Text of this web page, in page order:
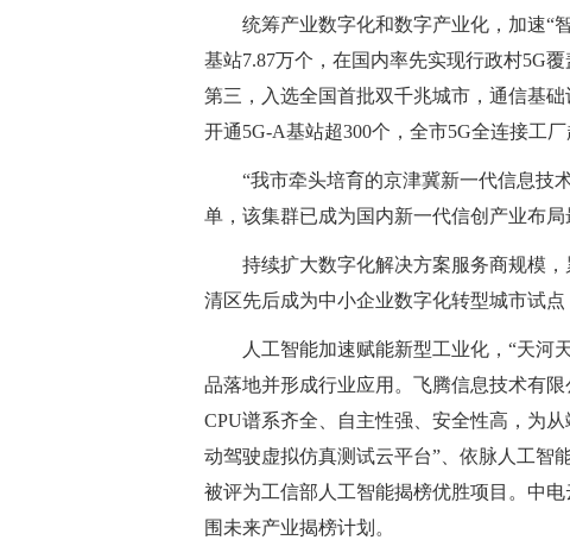
统筹产业数字化和数字产业化，加速“
基站7.87万个，在国内率先实现行政村5G
第三，入选全国首批双千兆城市，通信基
开通5G-A基站超300个，全市5G全连接工厂
“我市牵头培育的京津冀新一代信息技
单，该集群已成为国内新一代信创产业布局
持续扩大数字化解决方案服务商规模
清区先后成为中小企业数字化转型城市试点
人工智能加速赋能新型工业化，“天河
品落地并形成行业应用。飞腾信息技术有
CPU谱系齐全、自主性强、安全性高，为
动驾驶虚拟仿真测试云平台”、依脉人工智
被评为工信部人工智能揭榜优胜项目。中
围未来产业揭榜计划。